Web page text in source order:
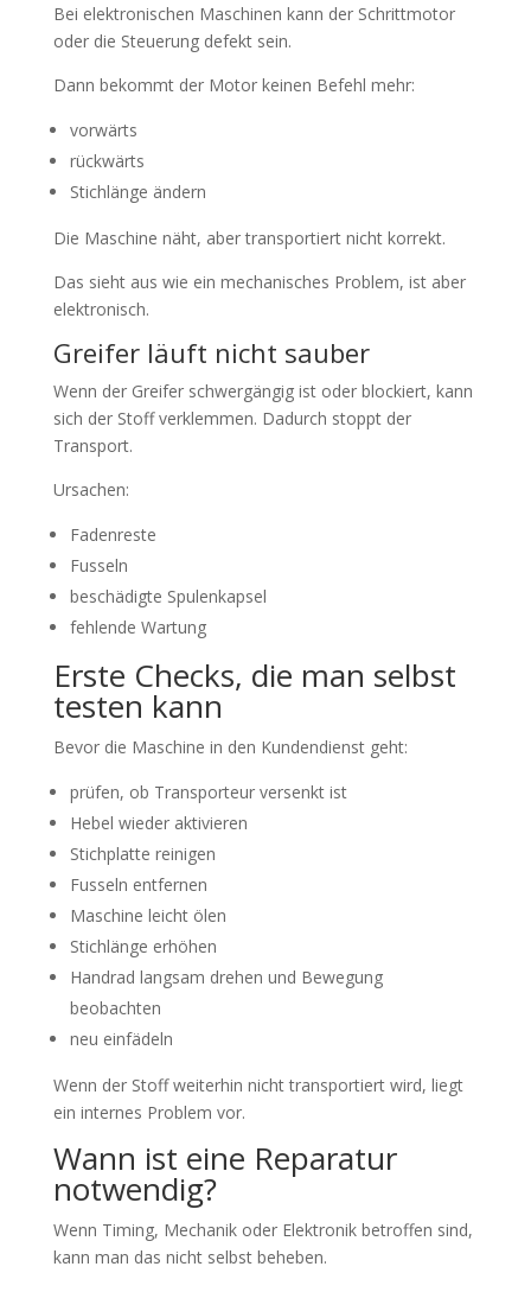
Bei elektronischen Maschinen kann der Schrittmotor
oder die Steuerung defekt sein.
Dann bekommt der Motor keinen Befehl mehr:
vorwärts
rückwärts
Stichlänge ändern
Die Maschine näht, aber transportiert nicht korrekt.
Das sieht aus wie ein mechanisches Problem, ist aber
elektronisch.
Greifer läuft nicht sauber
Wenn der Greifer schwergängig ist oder blockiert, kann
sich der Stoff verklemmen. Dadurch stoppt der
Transport.
Ursachen:
Fadenreste
Fusseln
beschädigte Spulenkapsel
fehlende Wartung
Erste Checks, die man selbst
testen kann
Bevor die Maschine in den Kundendienst geht:
prüfen, ob Transporteur versenkt ist
Hebel wieder aktivieren
Stichplatte reinigen
Fusseln entfernen
Maschine leicht ölen
Stichlänge erhöhen
Handrad langsam drehen und Bewegung
beobachten
neu einfädeln
Wenn der Stoff weiterhin nicht transportiert wird, liegt
ein internes Problem vor.
Wann ist eine Reparatur
notwendig?
Wenn Timing, Mechanik oder Elektronik betroffen sind,
kann man das nicht selbst beheben.